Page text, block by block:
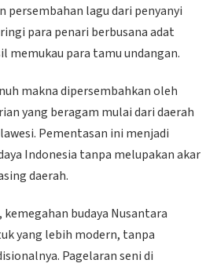
persembahan lagu dari penyanyi
para penari berbusana adat
memukau para tamu undangan.
makna dipersembahkan oleh
yang beragam mulai dari daerah
Pementasan ini menjadi
Indonesia tanpa melupakan akar
daerah.
budaya Nusantara
yang lebih modern, tanpa
Pagelaran seni di